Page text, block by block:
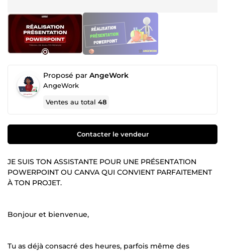
Proposé par AngeWork
AngeWork
Ventes au total48
Contacter le vendeur
JE SUIS TON ASSISTANTE POUR UNE PRÉSENTATION
POWERPOINT OU CANVA QUI CONVIENT PARFAITEMENT
À TON PROJET.
Bonjour et bienvenue,
Tu as déjà consacré des heures, parfois même des